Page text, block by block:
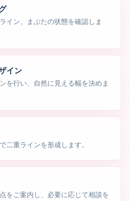
イン、まぶたの状態を確認しま
イン
を行い、自然に見える幅を決めま
二重ラインを形成します。
をご案内し、必要に応じて相談を